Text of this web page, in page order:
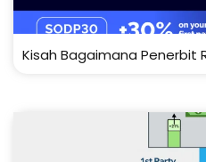
Kisah Bagaimana Penerbit